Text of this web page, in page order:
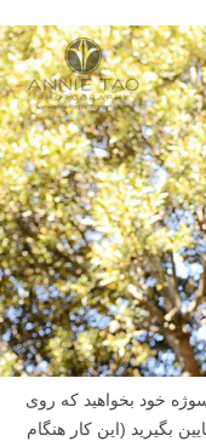
سوژه خود بخواهید که روی
بگیرید (این کار هنگام